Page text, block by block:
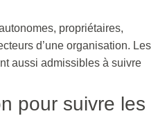
propriétaires,
d’une organisation. Les
aussi admissibles à suivre
pour suivre les